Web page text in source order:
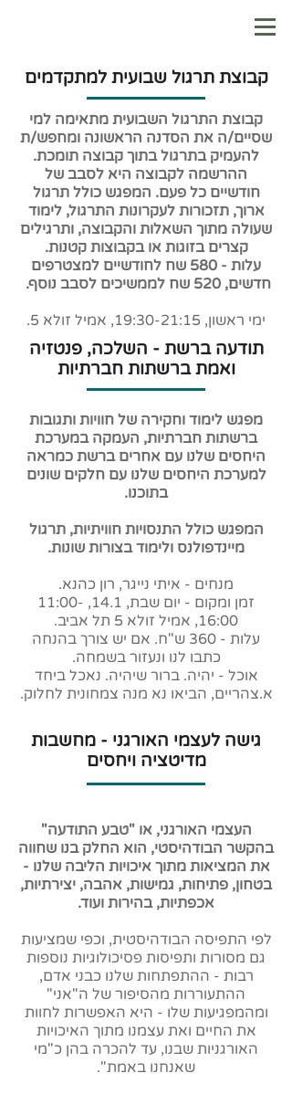
קבוצת תרגול שבועית למתקדמים
קבוצת התרגול השבועית מתאימה למי
שסיים/ה את הסדנה הראשונה ומחפש/ת
להעמיק בתרגול בתוך קבוצה תומכת.
ההרשמה לקבוצה היא לסבב של
חודשיים כל פעם. המפגש כולל תרגול
ארוך, תזכורות לעקרונות התרגול, לימוד
שעולה מתוך השאלות והקבוצה, ותרגילים
קצרים בזוגות או בקבוצות קטנות.
עלות - 580 שח לחודשיים למצטרפים
חדשים, 520 שח לממשיכים לסבב נוסף.
ימי ראשון, 19:30-21:15, אמיל זולא 5.
תודעה ברשת - השלכה, פנטזיה
ואמת ברשתות חברתיות
מפגש לימוד וחקירה של חוויות ותגובות
ברשתות חברתיות, העמקה במערכת
היחסים שלנו עם אחרים ברשת כמראה
למערכת היחסים שלנו עם חלקים שונים
בתוכנו.
המפגש כולל התנסויות חוויתיות, תרגול
מיינדפולנס ולימוד בצורות שונות.
מנחים - איתי נייגר, רון כהנא.
זמן ומקום - יום שבת, 14.1, 11:00-
16:00, אמיל זולא 5 תל אביב.
עלות - 360 ש"ח. אם יש צורך בהנחה
כתבו לנו ונעזור בשמחה.
אוכל - יהיה. ברור שיהיה. נאכל ביחד
א.צהריים, הביאו נא מנה צמחונית לחלוק.
גישה לעצמי האורגני - מחשבות
מדיטציה ויחסים
העצמי האורגני, או "טבע התודעה"
בהקשר הבודהיסטי, הוא החלק בנו שחווה
את המציאות מתוך איכויות הליבה שלנו -
בטחון, פתיחות, גמישות, אהבה, יצירתיות,
אכפתיות, בהירות ועוד.
לפי התפיסה הבודהיסטית, וכפי שמציעות
גם מסורות ותפיסות פסיכולוגיות נוספות
רבות - ההתפתחות שלנו כבני אדם,
ההתעוררות מהסיפור של ה"אני"
ומהמפגיעות שלו - היא האפשרות לחוות
את החיים ואת עצמנו מתוך האיכויות
האורגניות שבנו, עד להכרה בהן כ"מי
שאנחנו באמת".